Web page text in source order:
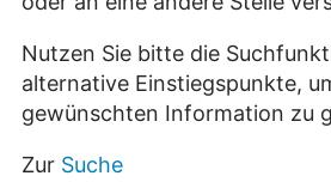
Nutzen Sie bitte die
alternative Einstiegspunkte,
gewünschten Information zu
Zur Suche